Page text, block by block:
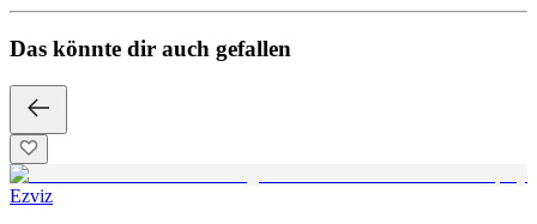
Das könnte dir auch gefallen
Ezviz